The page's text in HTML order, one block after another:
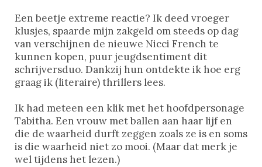
Een beetje extreme reactie? Ik deed vroeger
klusjes, spaarde mijn zakgeld om steeds op dag
van verschijnen de nieuwe Nicci French te
kunnen kopen, puur jeugdsentiment dit
schrijversduo. Dankzij hun ontdekte ik hoe erg
graag ik (literaire) thrillers lees.
Ik had meteen een klik met het hoofdpersonage
Tabitha. Een vrouw met ballen aan haar lijf en
die de waarheid durft zeggen zoals ze is en soms
is die waarheid niet zo mooi. (Maar dat merk je
wel tijdens het lezen.)